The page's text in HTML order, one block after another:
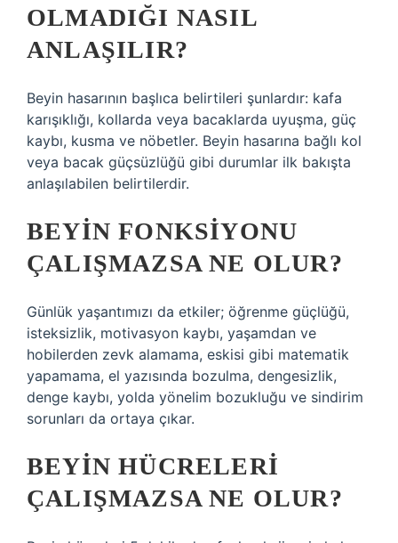
OLMADIĞI NASIL
ANLAŞILIR?
Beyin hasarının başlıca belirtileri şunlardır: kafa
karışıklığı, kollarda veya bacaklarda uyuşma, güç
kaybı, kusma ve nöbetler. Beyin hasarına bağlı kol
veya bacak güçsüzlüğü gibi durumlar ilk bakışta
anlaşılabilen belirtilerdir.
BEYIN FONKSIYONU
ÇALIŞMAZSA NE OLUR?
Günlük yaşantımızı da etkiler; öğrenme güçlüğü,
isteksizlik, motivasyon kaybı, yaşamdan ve
hobilerden zevk alamama, eskisi gibi matematik
yapamama, el yazısında bozulma, dengesizlik,
denge kaybı, yolda yönelim bozukluğu ve sindirim
sorunları da ortaya çıkar.
BEYIN HÜCRELERI
ÇALIŞMAZSA NE OLUR?